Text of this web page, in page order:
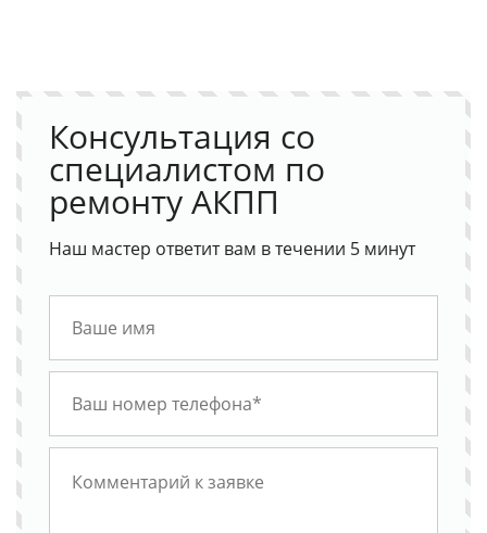
Консультация со
специалистом по
ремонту АКПП
Наш мастер ответит вам в течении 5 минут